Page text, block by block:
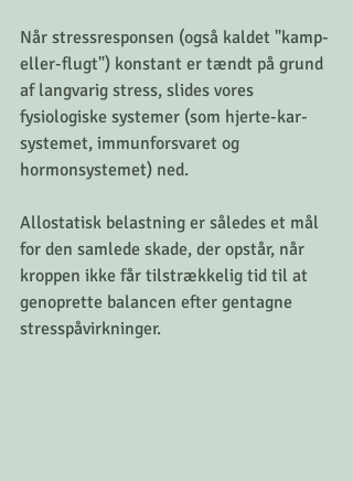
Når stressresponsen (også kaldet "kamp-
eller-flugt") konstant er tændt på grund
af langvarig stress, slides vores
fysiologiske systemer (som hjerte-kar-
systemet, immunforsvaret og
hormonsystemet) ned.
Allostatisk belastning er således et mål
for den samlede skade, der opstår, når
kroppen ikke får tilstrækkelig tid til at
genoprette balancen efter gentagne
stresspåvirkninger.